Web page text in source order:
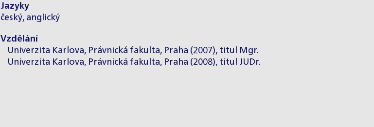
Jazyky
český, anglický
Vzdělání
Univerzita Karlova, Právnická fakulta, Praha (2007), titul Mgr.
Univerzita Karlova, Právnická fakulta, Praha (2008), titul JUDr.